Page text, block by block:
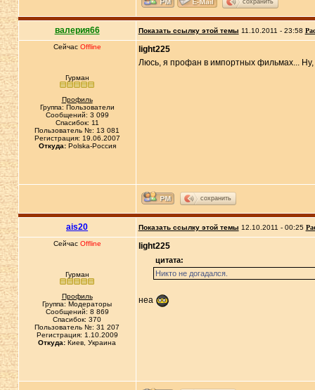
валерия66 Показать ссылку этой темы 11.10.2011 - 23:58
Сейчас Offline
Гурман
Профиль
Группа: Пользователи
Сообщений: 3 099
Спасибок: 11
Пользователь №: 13 081
Регистрация: 19.06.2007
Откуда:Polska-Россия
light225
Люсь, я профан в импортных фильмах... Ну,
сохранить
ais20 Показать ссылку этой темы 12.10.2011 - 00:25
Сейчас Offline
Гурман
Профиль
Группа: Модераторы
Сообщений: 8 869
Спасибок: 370
Пользователь №: 31 207
Регистрация: 1.10.2009
Откуда: Киев, Украина
light225
цитата:
Никто не догадался.
неа